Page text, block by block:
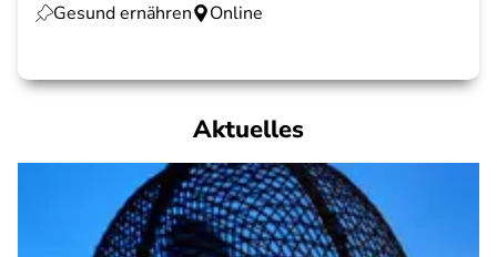
Gesund ernähren
Online
Aktuelles